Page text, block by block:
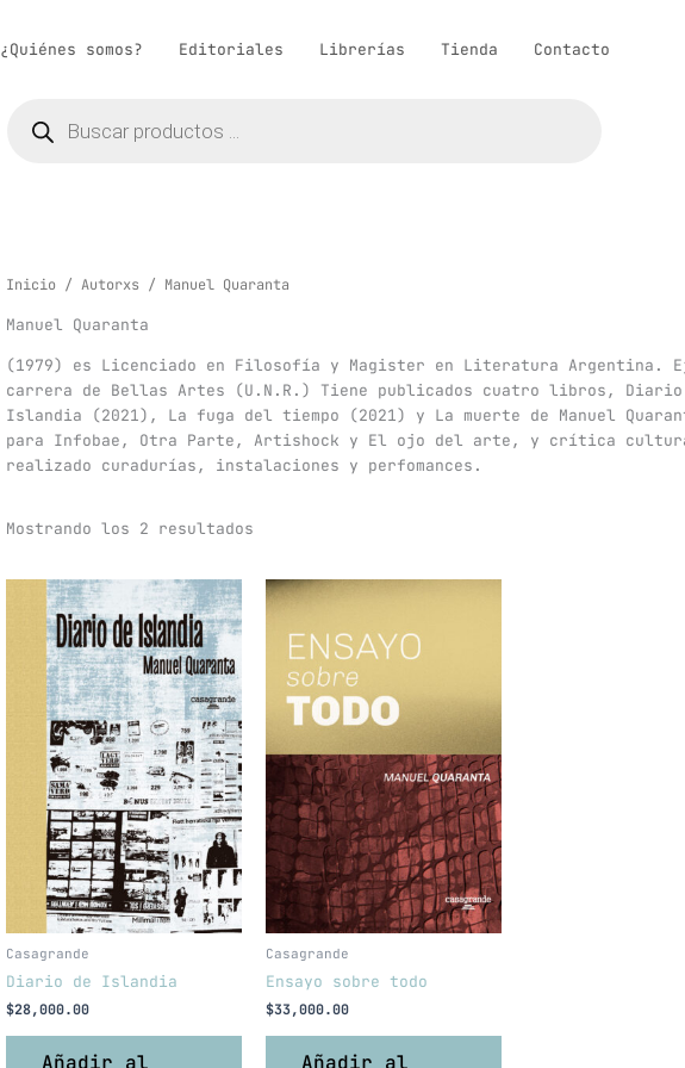
¿Quiénes somos? Editoriales Librerías Tienda Contacto
productos
Inicio / Autorxs / Manuel Quaranta
Manuel Quaranta
(1979) es Licenciado en Filosofía y Magister en Literatura Argentina.
carrera de Bellas Artes (U.N.R.) Tiene publicados cuatro libros,
Islandia (2021), La fuga del tiempo (2021) y La muerte de Manuel
para Infobae, Otra Parte, Artishock y El ojo del arte, y crítica
realizado curadurías, instalaciones y perfomances.
Mostrando los 2 resultados
Casagrande
Diario de Islandia
$28,000.00
Añadir al
Casagrande
Ensayo sobre todo
$33,000.00
Añadir al